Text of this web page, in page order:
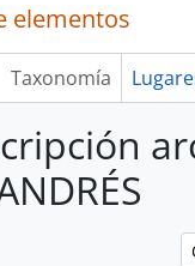
elementos
Taxonomía